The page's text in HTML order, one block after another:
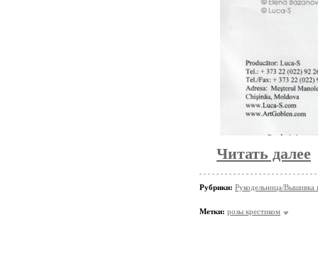
Читать далее
Рубрики: Рукодельница/Вышивка
Метки: розы крестиком